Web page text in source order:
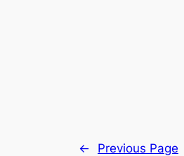
← Previous Page